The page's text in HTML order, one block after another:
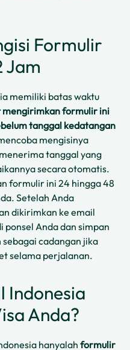
Formulir
Jam
memiliki batas waktu
mengirimkan formulir ini
tanggal kedatangan
mengisinya
tanggal yang
secara otomatis.
formulir ini 24 hingga 48
Setelah Anda
dikirimkan ke email
ponsel Anda dan simpan
cadangan jika
selama perjalanan.
Indonesia
Anda?
hanyalah formulir